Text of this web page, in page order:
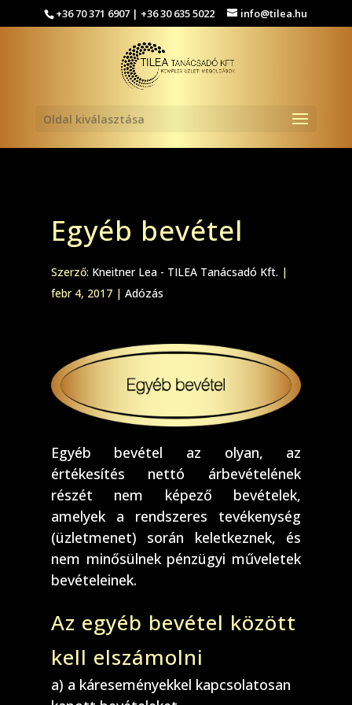
+36 70 371 6907 | +36 30 635 5022 info@tilea.hu
Oldal kiválasztása
Egyéb bevétel
Szerző: Kneitner Lea - TILEA Tanácsadó Kft. |
febr 4, 2017| Adózás
Egyéb bevétel az olyan, az
értékesítés nettó árbevételének
részét nem képező bevételek,
amelyek a rendszeres tevékenység
(üzletmenet) során keletkeznek, és
nem minősülnek pénzügyi műveletek
bevételeinek.
Az egyéb bevétel között
kell elszámolni
a) a káreseményekkel kapcsolatosan